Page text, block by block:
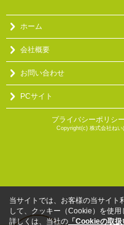
ホーム
会社概要
お問い合わせ
PCサイト
プライバシーポリシー
Copyright(c) 株式会社ね
当サイトでは、お客様の当サイト
して、クッキー（Cookie）を使用
詳しくは、当社の 「Cookieの取扱